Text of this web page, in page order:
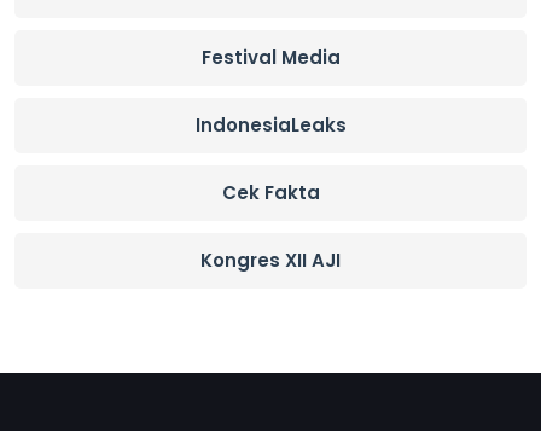
Festival Media
IndonesiaLeaks
Cek Fakta
Kongres XII AJI